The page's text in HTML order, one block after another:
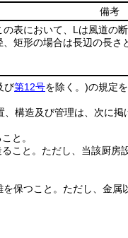
備考
の表において、Lは風道の
、矩形の場合は長辺の長さ
び第12号を除く。)の規定を
、構造及び管理は、次に掲
と。
こと。 ただし、当該厨房
保つこと。 ただし、金属